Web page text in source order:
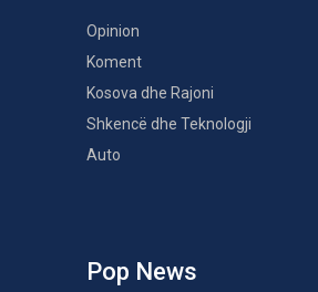
Opinion
Koment
Kosova dhe Rajoni
Shkencë dhe Teknologji
Auto
Pop News